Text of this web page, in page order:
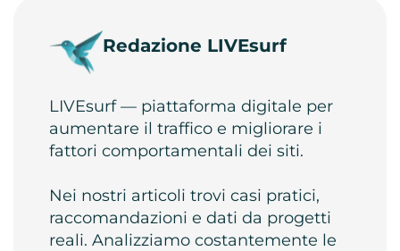
Redazione LIVEsurf
LIVEsurf — piattaforma digitale per
aumentare il traffico e migliorare i
fattori comportamentali dei siti.
Nei nostri articoli trovi casi pratici,
raccomandazioni e dati da progetti
reali. Analizziamo costantemente le